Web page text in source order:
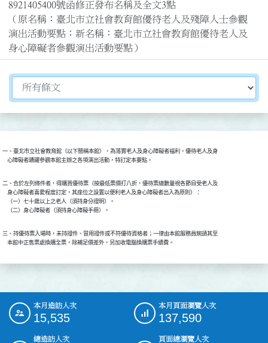
8921405400號函修正發布名稱及全文3點
（原名稱：臺北市立社會教育館優待老人及殘障人士參觀
演出活動要點；新名稱：臺北市立社會教育館優待老人及
身心障礙者參觀演出活動要點）
切換選擇法規資訊內容
一、臺北市立社會教育館（以下簡稱本館），為落實老人及身心障礙者福利，優待老人及身
    心障礙者踴躍參觀本館主辦之各項演出活動，特訂定本要點。
二、合於左列條件者，得購買優待票（按最低票價打八折，優待票總數量視各節目受老人及
    身心障礙者喜愛程度訂定，其座位之設置以便利老人及身心障礙者出入為原則）：
    （一）七十歲以上之老人（須持身分證明）。
    （二）身心障礙者（須持身心障礙手冊）。
三、持優待票入場時，未持證件、冒用證件或不符優待資格者；一律由本館服務員婉請其至
    本館中正售票處換購全票，除補足價差外，另加收電腦換購票手續費。
::: 本月造訪人次
15,535
本月頁面瀏覽人次
137,590
總造訪人次
頁面總瀏覽人次